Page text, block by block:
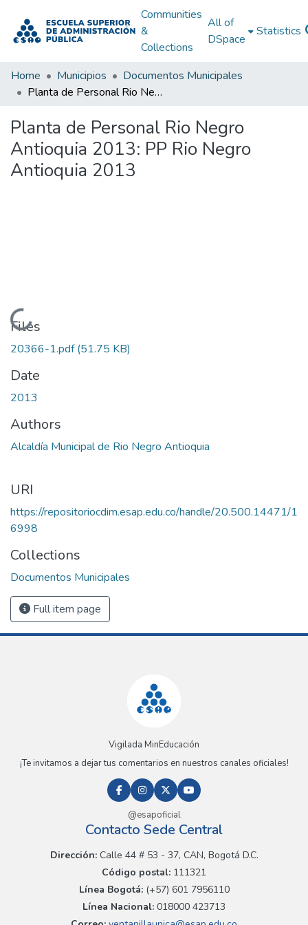
Communities
&
Collections
All of
DSpace
Statistics
Home Municipios
Documentos Municipales
Planta de Personal Rio Negro Antioquia 2013: PP Rio Negro Antioquia 2013
Planta de Personal Rio Negro
Antioquia 2013: PP Rio Negro
Antioquia 2013
Loading...
Files
20366-1.pdf(51.75 KB)
Date
2013
Authors
Alcaldía Municipal de Rio Negro Antioquia
URI
https://repositoriocdim.esap.edu.co/handle/20.500.14471/1
6998
Collections
Documentos Municipales
Full item page
Vigilada MinEducación
¡Te invitamos a dejar tus comentarios en nuestros canales oficiales!
@esapoficial
Contacto Sede Central
Dirección:Calle 44 # 53 - 37, CAN, Bogotá D.C.
Código postal: 111321
Línea Bogotá:(+57) 601 7956110
Línea Nacional: 018000 423713